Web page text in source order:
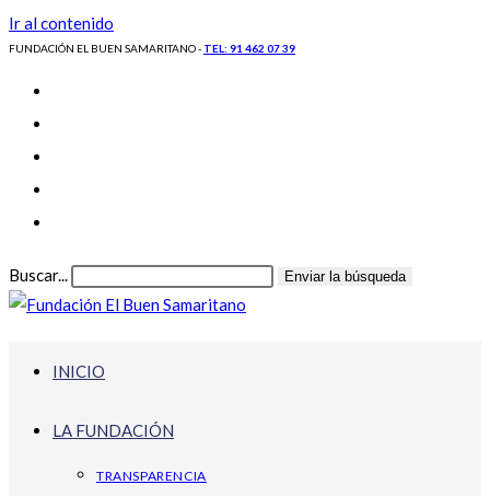
Ir al contenido
FUNDACIÓN EL BUEN SAMARITANO - TEL: 91 462 07 39
Buscar... Enviar la búsqueda
INICIO
LA FUNDACIÓN
TRANSPARENCIA